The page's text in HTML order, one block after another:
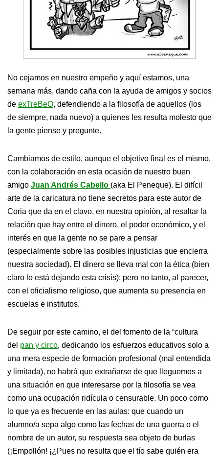
No cejamos en nuestro empeño y aquí estamos, una
semana más, dando caña con la ayuda de amigos y socios
de exTreBeO, defendiendo a la filosofía de aquellos (los
de siempre, nada nuevo) a quienes les resulta molesto que
la gente piense y pregunte.
Cambiamos de estilo, aunque el objetivo final es el mismo,
con la colaboración en esta ocasión de nuestro buen
amigo Juan Andrés Cabello (aka El Peneque). El difícil
arte de la caricatura no tiene secretos para este autor de
Coria que da en el clavo, en nuestra opinión, al resaltar la
relación que hay entre el dinero, el poder económico, y el
interés en que la gente no se pare a pensar
(especialmente sobre las posibles injusticias que encierra
nuestra sociedad). El dinero se lleva mal con la ética (bien
claro lo está dejando esta crisis); pero no tanto, al parecer,
con el oficialismo religioso, que aumenta su presencia en
escuelas e institutos.
De seguir por este camino, el del fomento de la “cultura
del pan y circo, dedicando los esfuerzos educativos solo a
una mera especie de formación profesional (mal entendida
y limitada), no habrá que extrañarse de que lleguemos a
una situación en que interesarse por la filosofía se vea
como una ocupación ridícula o censurable. Un poco como
lo que ya es frecuente en las aulas: que cuando un
alumno/a sepa algo como las fechas de una guerra o el
nombre de un autor, su respuesta sea objeto de burlas
(¡Empollón! ¡¿Pues no resulta que el tío sabe quién era